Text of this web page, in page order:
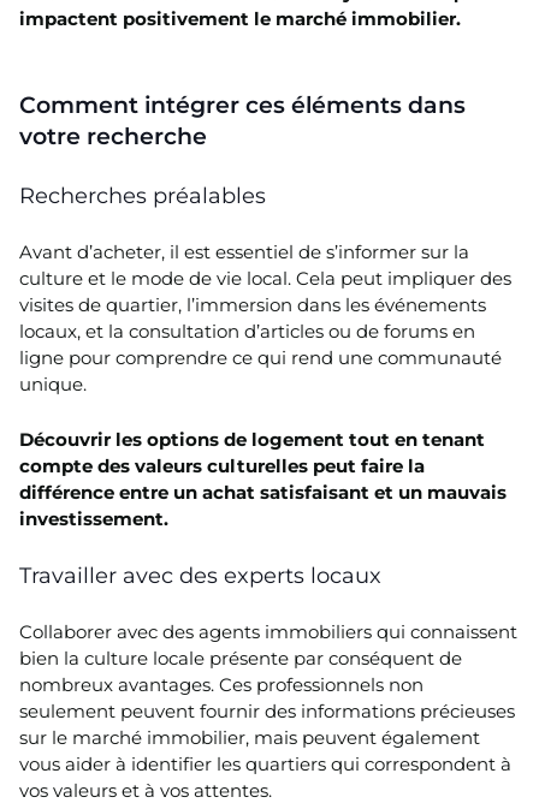
impactent positivement le marché immobilier.
Comment intégrer ces éléments dans
votre recherche
Recherches préalables
Avant d’acheter, il est essentiel de s’informer sur la
culture et le mode de vie local. Cela peut impliquer des
visites de quartier, l’immersion dans les événements
locaux, et la consultation d’articles ou de forums en
ligne pour comprendre ce qui rend une communauté
unique.
Découvrir les options de logement tout en tenant
compte des valeurs culturelles peut faire la
différence entre un achat satisfaisant et un mauvais
investissement.
Travailler avec des experts locaux
Collaborer avec des agents immobiliers qui connaissent
bien la culture locale présente par conséquent de
nombreux avantages. Ces professionnels non
seulement peuvent fournir des informations précieuses
sur le marché immobilier, mais peuvent également
vous aider à identifier les quartiers qui correspondent à
vos valeurs et à vos attentes.